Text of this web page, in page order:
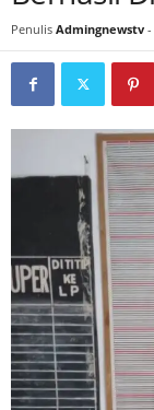
Penulis Admingnewstv -